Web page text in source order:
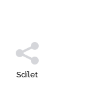
Sdílet